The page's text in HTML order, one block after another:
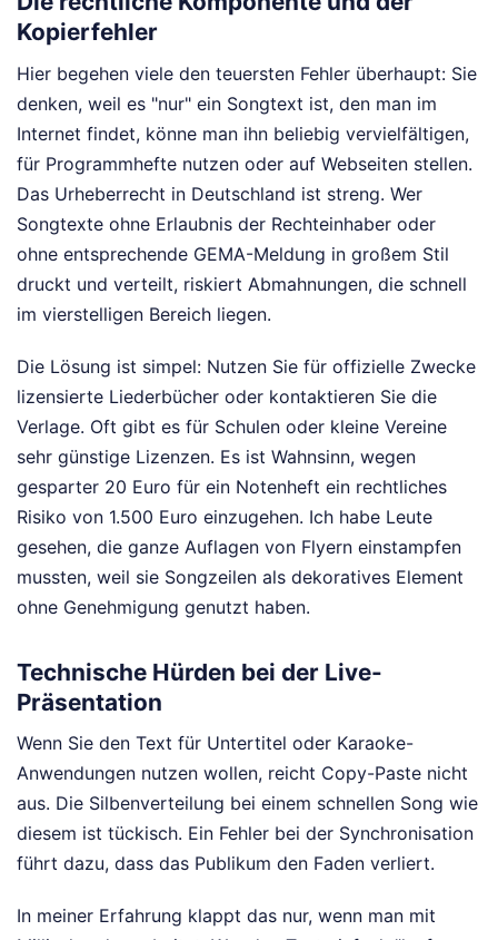
Kopierfehler
Hier begehen viele den teuersten Fehler überhaupt: Sie
denken, weil es "nur" ein Songtext ist, den man im
Internet findet, könne man ihn beliebig vervielfältigen,
für Programmhefte nutzen oder auf Webseiten stellen.
Das Urheberrecht in Deutschland ist streng. Wer
Songtexte ohne Erlaubnis der Rechteinhaber oder
ohne entsprechende GEMA-Meldung in großem Stil
druckt und verteilt, riskiert Abmahnungen, die schnell
im vierstelligen Bereich liegen.
Die Lösung ist simpel: Nutzen Sie für offizielle Zwecke
lizensierte Liederbücher oder kontaktieren Sie die
Verlage. Oft gibt es für Schulen oder kleine Vereine
sehr günstige Lizenzen. Es ist Wahnsinn, wegen
gesparter 20 Euro für ein Notenheft ein rechtliches
Risiko von 1.500 Euro einzugehen. Ich habe Leute
gesehen, die ganze Auflagen von Flyern einstampfen
mussten, weil sie Songzeilen als dekoratives Element
ohne Genehmigung genutzt haben.
Technische Hürden bei der Live-
Präsentation
Wenn Sie den Text für Untertitel oder Karaoke-
Anwendungen nutzen wollen, reicht Copy-Paste nicht
aus. Die Silbenverteilung bei einem schnellen Song wie
diesem ist tückisch. Ein Fehler bei der Synchronisation
führt dazu, dass das Publikum den Faden verliert.
In meiner Erfahrung klappt das nur, wenn man mit